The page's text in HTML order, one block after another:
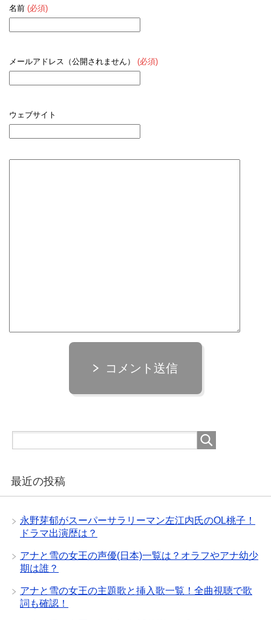
名前 (必須)
メールアドレス（公開されません） (必須)
ウェブサイト
コメント送信
最近の投稿
永野芽郁がスーパーサラリーマン左江内氏のOL桃子！
ドラマ出演歴は？
アナと雪の女王の声優(日本)一覧は？オラフやアナ幼少
期は誰？
アナと雪の女王の主題歌と挿入歌一覧！全曲視聴で歌
詞も確認！